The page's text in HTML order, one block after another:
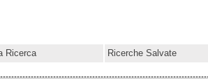
Ricerca Ricerche Salvate